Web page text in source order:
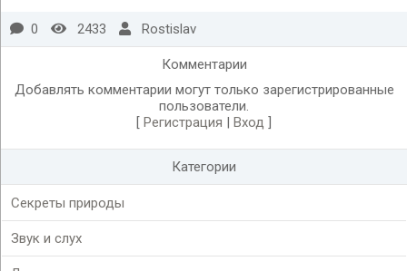
0 2433 Rostislav
Комментарии
Добавлять комментарии могут только зарегистрированные
пользователи.
[ Регистрация | Вход ]
Категории
Секреты природы
Звук и слух